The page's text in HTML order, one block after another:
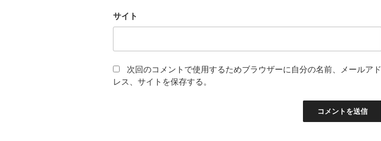
サイト
次回のコメントで使用するためブラウザーに自分の名前、メールアド
レス、サイトを保存する。